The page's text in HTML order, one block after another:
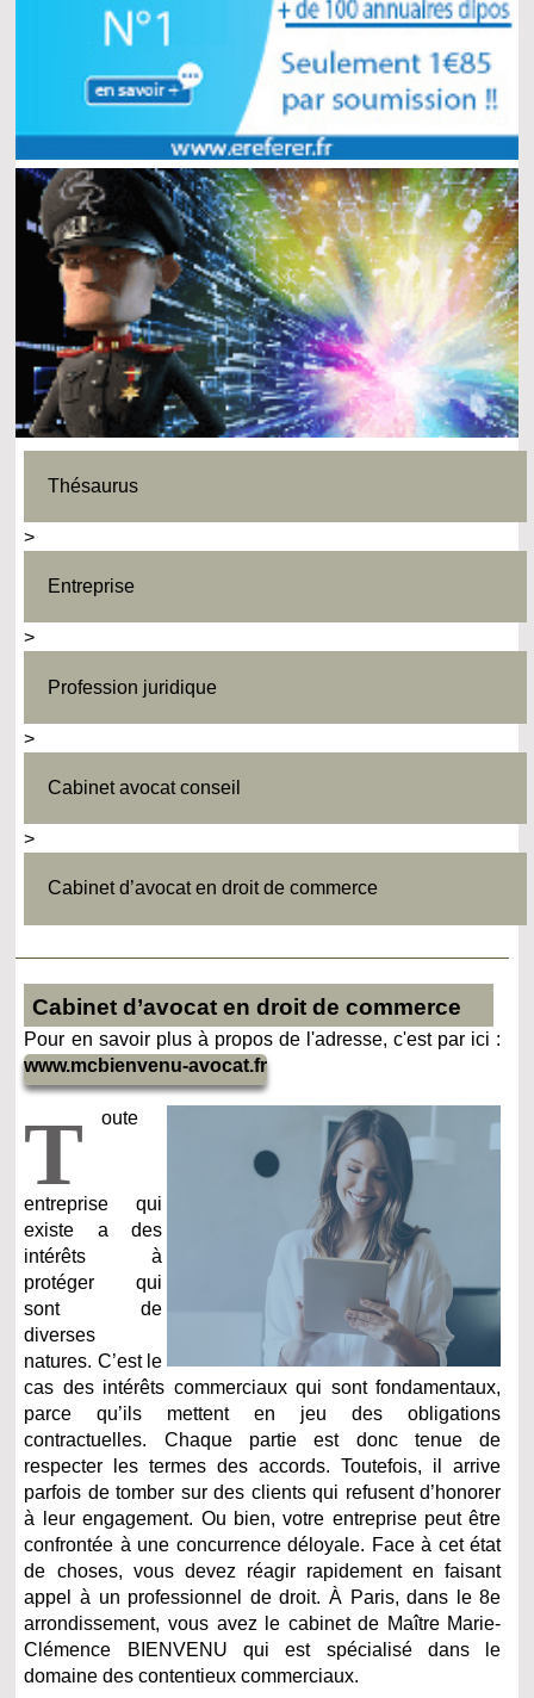
Thésaurus
>
Entreprise
>
Profession juridique
>
Cabinet avocat conseil
>
Cabinet d’avocat en droit de commerce
Cabinet d’avocat en droit de commerce
Pour en savoir plus à propos de l'adresse, c'est par ici :
www.mcbienvenu-avocat.fr
T oute
entreprise qui
existe a des
intérêts à
protéger qui
sont de
diverses
natures. C’est le
cas des intérêts commerciaux qui sont fondamentaux,
parce qu’ils mettent en jeu des obligations
contractuelles. Chaque partie est donc tenue de
respecter les termes des accords. Toutefois, il arrive
parfois de tomber sur des clients qui refusent d’honorer
à leur engagement. Ou bien, votre entreprise peut être
confrontée à une concurrence déloyale. Face à cet état
de choses, vous devez réagir rapidement en faisant
appel à un professionnel de droit. À Paris, dans le 8e
arrondissement, vous avez le cabinet de Maître Marie-
Clémence BIENVENU qui est spécialisé dans le
domaine des contentieux commerciaux.